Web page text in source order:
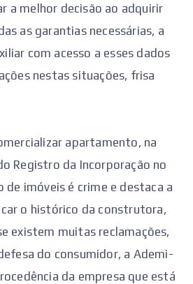
a melhor decisão ao adquirir
as garantias necessárias, a
com acesso a esses dados
nestas situações, frisa
apartamento, na
Registro da Incorporação no
imóveis é crime e destaca a
o histórico da construtora,
existem muitas reclamações,
do consumidor, a Ademi-
da empresa que está